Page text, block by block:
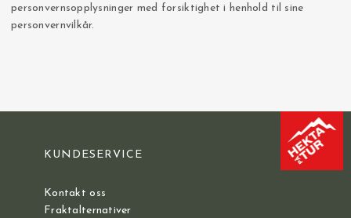
personvernsopplysninger med forsiktighet i henhold til sine
personvernvilkår.
KUNDESERVICE
Kontakt oss
Fraktalternativer